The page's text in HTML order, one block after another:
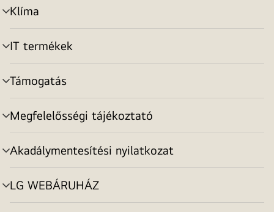
Klíma
menu
toggle
IT termékek
menu
toggle
Támogatás
menu
toggle
Megfelelősségi tájékoztató
menu
toggle
Akadálymentesítési nyilatkozat
menu
toggle
LG WEBÁRUHÁZ
menu
toggle